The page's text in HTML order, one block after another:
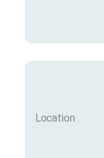
Location